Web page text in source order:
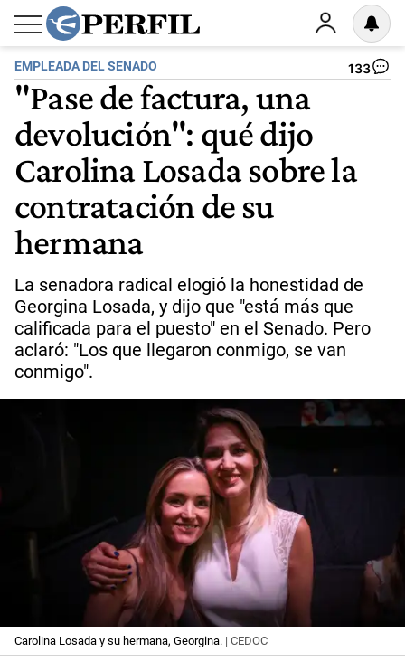
EMPLEADA DEL SENADO 133
"Pase de factura, una
devolución": qué dijo
Carolina Losada sobre la
contratación de su
hermana
La senadora radical elogió la honestidad de
Georgina Losada, y dijo que "está más que
calificada para el puesto" en el Senado. Pero
aclaró: "Los que llegaron conmigo, se van
conmigo".
Carolina Losada y su hermana, Georgina. | CEDOC